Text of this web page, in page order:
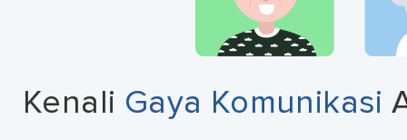
Kenali Gaya Komunikasi